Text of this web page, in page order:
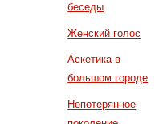
беседы
Женский голос
Аскетика в
большом городе
Непотерянное